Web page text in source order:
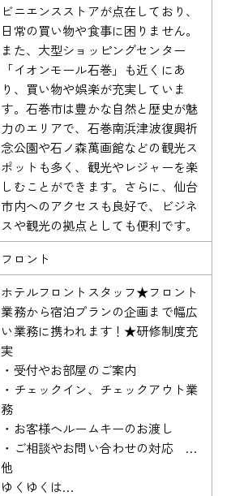
ビニエンスストアが点在しており、
日常の買い物や食事に困りません。
また、大型ショッピングセンター
「イオンモール石巻」も近くにあ
り、買い物や娯楽が充実していま
す。石巻市は豊かな自然と歴史が魅
力のエリアで、石巻南浜津波復興祈
念公園や石ノ森萬画館などの観光ス
ポットも多く、観光やレジャーを楽
しむことができます。さらに、仙台
市内へのアクセスも良好で、ビジネ
スや観光の拠点としても便利です。
フロント
ホテルフロントスタッフ★フロント
業務から宿泊プランの企画まで幅広
い業務に携われます！★研修制度充
実
・受付やお部屋のご案内
・チェックイン、チェックアウト業
務
・お客様へルームキーのお渡し
・ご相談やお問い合わせの対応 …
他
ゆくゆくは…